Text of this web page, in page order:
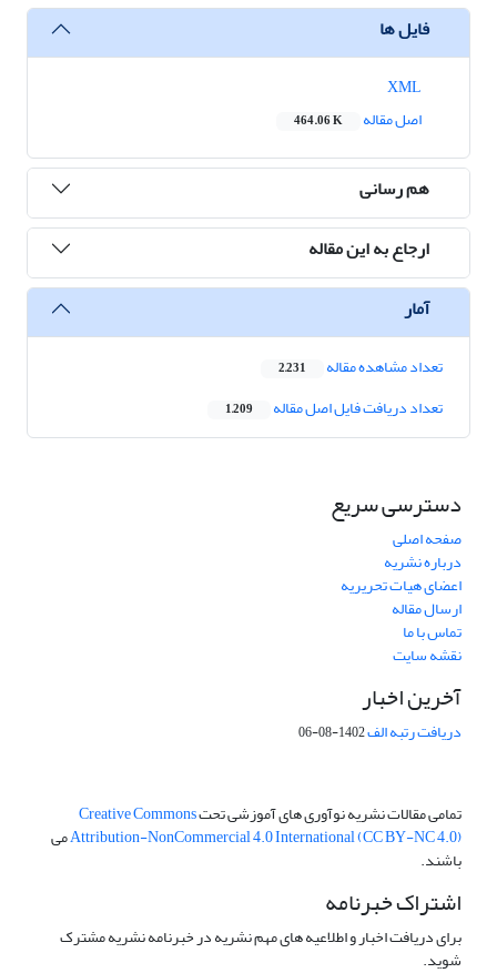
فایل ها
اصل مقاله
464.06 K
هم رسانی
ارجاع به این مقاله
آمار
تعداد مشاهده مقاله 2,231
تعداد دریافت فایل اصل مقاله 1,209
دسترسی سریع
صفحه اصلی
درباره نشریه
اعضای هیات تحریریه
ارسال مقاله
تماس با ما
نقشه سایت
آخرین اخبار
دریافت رتبه الف1402-08-06
تمامی مقالات نشریه نوآوری های آموزشی تحتCreative Commons
Attribution-NonCommercial 4.0 International (CC BY-NC 4.0)می
باشند.
اشتراک خبرنامه
برای دریافت اخبار و اطلاعیه های مهم نشریه در خبرنامه نشریه مشترک
شوید.